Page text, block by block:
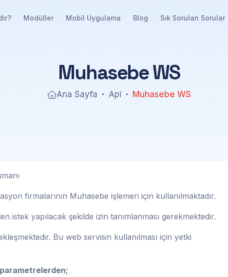
Modüller Mobil Uygulama Blog Sık Sorulan Sorular
MuhasebeWS
Ana Sayfa Api Muhasebe WS
firmalarının Muhasebe işlemeri için kullanılmaktadır.
istek yapılacak şekilde izin tanımlanması gerekmektedir.
Bu web servisin kullanılması için yetki